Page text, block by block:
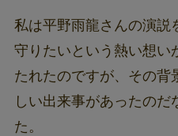
私は平野雨龍さんの演説
守りたいという熱い想い
たれたのですが、その背
しい出来事があったのだ
た。